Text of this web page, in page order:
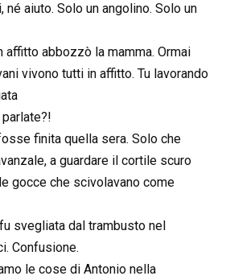
né aiuto. Solo un angolino. Solo un
affitto abbozzò la mamma. Ormai
vivono tutti in affitto. Tu lavorando
finita quella sera. Solo che
a guardare il cortile scuro
gocce che scivolavano come
svegliata dal trambusto nel
Confusione.
le cose di Antonio nella